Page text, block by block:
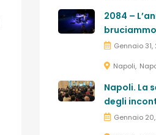
2084 –
Gennaio 31,
Napoli
Napoli. La
degli
Gennaio